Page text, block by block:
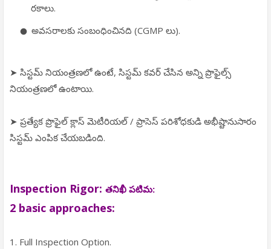
రకాలు.
అవసరాలకు సంబంధించినది (CGMP లు).
➤ సిస్టమ్ నియంత్రణలో ఉంటే, సిస్టమ్ కవర్ చేసిన అన్ని ప్రొఫైల్స్
నియంత్రణలో ఉంటాయి.
➤ ప్రత్యేక ప్రొఫైల్ క్లాస్ మెటీరియల్ / ప్రాసెస్ పరిశోధకుడి అభీష్టానుసారం
సిస్టమ్ ఎంపిక చేయబడింది.
Inspection Rigor: తనిఖీ పటిమ:
2 basic approaches:
1. Full Inspection Option.